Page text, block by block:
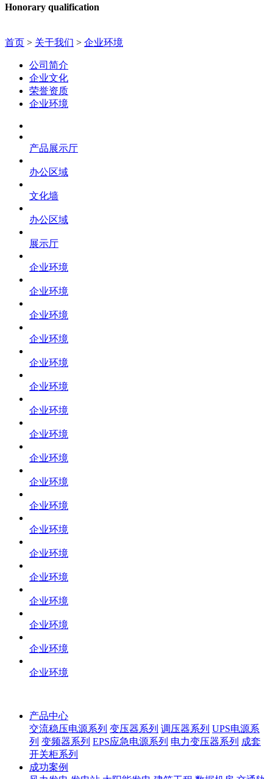
Honorary qualification
首页 > 关于我们 > 企业环境
公司简介
企业文化
荣誉资质
企业环境
产品展示厅
办公区域
文化墙
办公区域
展示厅
企业环境
企业环境
企业环境
企业环境
企业环境
企业环境
企业环境
企业环境
企业环境
企业环境
企业环境
企业环境
企业环境
企业环境
企业环境
企业环境
企业环境
企业环境
产品中心
交流稳压电源系列 变压器系列 调压器系列 UPS电源系
列 变频器系列 EPS应急电源系列 电力变压器系列 成套
开关柜系列
成功案例